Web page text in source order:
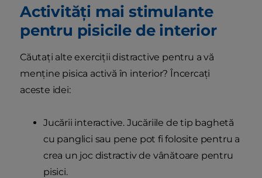
Activități mai stimulante
pentru pisicile de interior
Căutați alte exerciții distractive pentru a vă
menține pisica activă în interior? Încercați
aceste idei:
Jucării interactive. Jucăriile de tip baghetă
cu panglici sau pene pot fi folosite pentru a
crea un joc distractiv de vânătoare pentru
pisici.